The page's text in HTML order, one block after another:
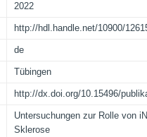
2022
http://hdl.handle.net/10900/
de
Tübingen
http://dx.doi.org/10.15496/
Untersuchungen zur Rolle von
Sklerose